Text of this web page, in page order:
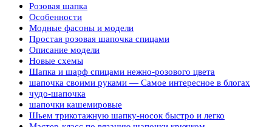
Розовая шапка
Особенности
Модные фасоны и модели
Простая розовая шапочка спицами
Описание модели
Новые схемы
Шапка и шарф спицами нежно-розового цвета
шапочка своими руками — Самое интересное в блогах
чудо-шапочка
шапочки кашемировые
Шьем трикотажную шапку-носок быстро и легко